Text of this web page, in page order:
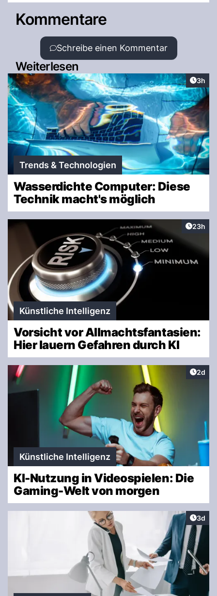
Kommentare
Schreibe einen Kommentar
Weiterlesen
3h
Trends & Technologien
Wasserdichte Computer: Diese
Technik macht's möglich
Artikel
23h
Künstliche Intelligenz
Vorsicht vor Allmachtsfantasien:
Hier lauern Gefahren durch KI
2d
Künstliche Intelligenz
KI-Nutzung in Videospielen: Die
Gaming-Welt von morgen
3d